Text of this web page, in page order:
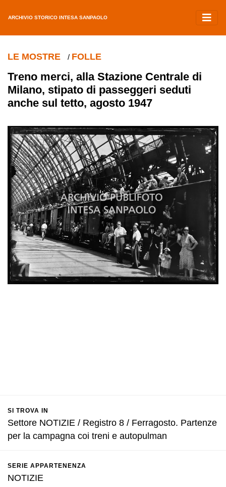
ARCHIVIO STORICO INTESA SANPAOLO
LE MOSTRE / FOLLE
Treno merci, alla Stazione Centrale di
Milano, stipato di passeggeri seduti
anche sul tetto, agosto 1947
SI TROVA IN
Settore NOTIZIE / Registro 8 / Ferragosto. Partenze
per la campagna coi treni e autopulman
SERIE APPARTENENZA
NOTIZIE